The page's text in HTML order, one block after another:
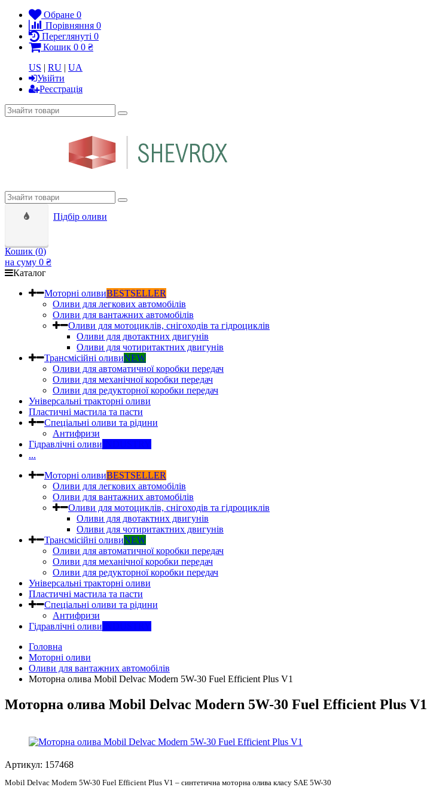
Обране 0
Порівняння 0
Переглянуті 0
Кошик 0 0 ₴
US | RU | UA
Увійти
Реєстрація
Підбір оливи
Кошик (0)
на суму 0 ₴
Каталог
Моторні оливиBESTSELLER
Оливи для легкових автомобілів
Оливи для вантажних автомобілів
Оливи для мотоциклів, снігоходів та гідроциклів
Оливи для двотактних двигунів
Оливи для чотиритактних двигунів
Трансмісійні оливиNEW
Оливи для автоматичної коробки передач
Оливи для механічної коробки передач
Оливи для редукторної коробки передач
Універсальні тракторні оливи
Пластичні мастила та пасти
Спеціальні оливи та рідини
Антифризи
Гідравлічні оливи
...
Моторні оливиBESTSELLER
Оливи для легкових автомобілів
Оливи для вантажних автомобілів
Оливи для мотоциклів, снігоходів та гідроциклів
Оливи для двотактних двигунів
Оливи для чотиритактних двигунів
Трансмісійні оливиNEW
Оливи для автоматичної коробки передач
Оливи для механічної коробки передач
Оливи для редукторної коробки передач
Універсальні тракторні оливи
Пластичні мастила та пасти
Спеціальні оливи та рідини
Антифризи
Гідравлічні оливи
Головна
Моторні оливи
Оливи для вантажних автомобілів
Моторна олива Mobil Delvac Modern 5W-30 Fuel Efficient Plus V1
Моторна олива Mobil Delvac Modern 5W-30 Fuel Efficient Plus V1
Артикул: 157468
Mobil Delvac Modern 5W-30 Fuel Efficient Plus V1 – синтетична моторна олива класу SAE 5W-30